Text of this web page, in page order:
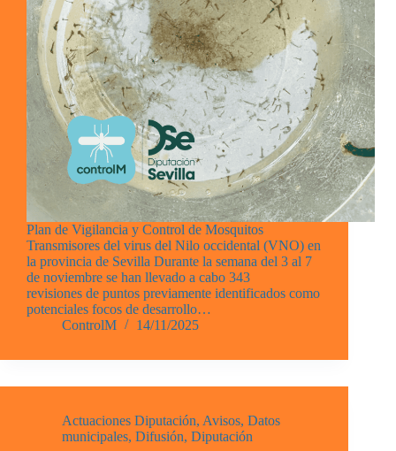
Plan de Vigilancia y Control de Mosquitos
Transmisores del virus del Nilo occidental (VNO) en
la provincia de Sevilla Durante la semana del 3 al 7
de noviembre se han llevado a cabo 343
revisiones de puntos previamente identificados como
potenciales focos de desarrollo…
ControlM
14/11/2025
Actuaciones Diputación, Avisos, Datos
municipales, Difusión, Diputación